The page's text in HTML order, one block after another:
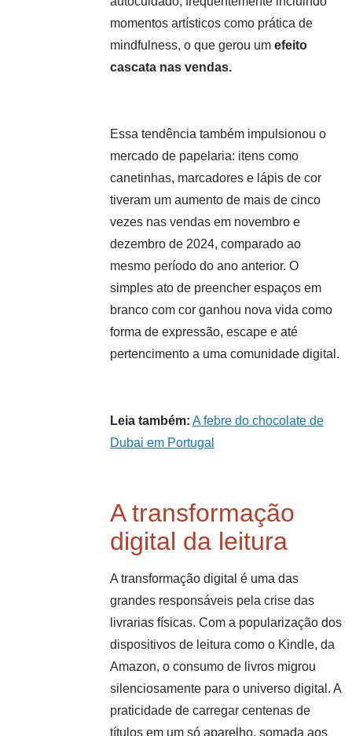
momentos artísticos como prática de
mindfulness, o que gerou um efeito
cascata nas vendas.
Essa tendência também impulsionou o
mercado de papelaria: itens como
canetinhas, marcadores e lápis de cor
tiveram um aumento de mais de cinco
vezes nas vendas em novembro e
dezembro de 2024, comparado ao
mesmo período do ano anterior. O
simples ato de preencher espaços em
branco com cor ganhou nova vida como
forma de expressão, escape e até
pertencimento a uma comunidade digital.
Leia também: A febre do chocolate de
Dubai em Portugal
A transformação
digital da leitura
A transformação digital é uma das
grandes responsáveis pela crise das
livrarias físicas. Com a popularização dos
dispositivos de leitura como o Kindle, da
Amazon, o consumo de livros migrou
silenciosamente para o universo digital. A
praticidade de carregar centenas de
títulos em um só aparelho, somada aos